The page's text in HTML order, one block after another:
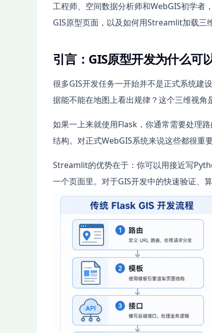
工程师、空间数据分析师和WebGIS初学
GIS原型页面，以及如何用Streamlit加载三
引言：GIS原型开发为什么
很多GIS开发任务一开始并不是正式系统建
据能不能在地图上看出规律？这个三维视角
如果一上来就使用Flask，你通常需要处理
结构。对正式WebGIS系统来说这些都很重
Streamlit的优势在于：你可以用接近写
一个页面里。对于GIS开发中的快速验证、